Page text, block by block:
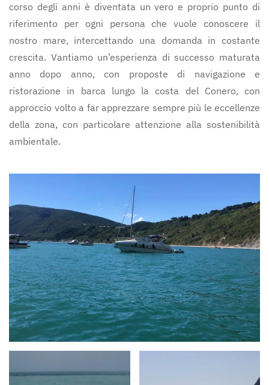
corso degli anni è diventata un vero e proprio punto di
riferimento per ogni persona che vuole conoscere il
nostro mare, intercettando una domanda in costante
crescita. Vantiamo un’esperienza di successo maturata
anno dopo anno, con proposte di navigazione e
ristorazione in barca lungo la costa del Conero, con
approccio volto a far apprezzare sempre più le eccellenze
della zona, con particolare attenzione alla sostenibilità
ambientale.